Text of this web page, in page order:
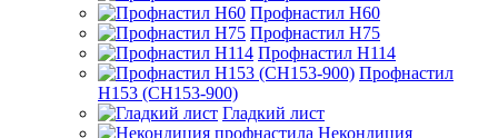
Профнастил Н60
Профнастил Н75
Профнастил Н114
Профнастил
Н153 (СН153-900)
Гладкий лист
Некондиция